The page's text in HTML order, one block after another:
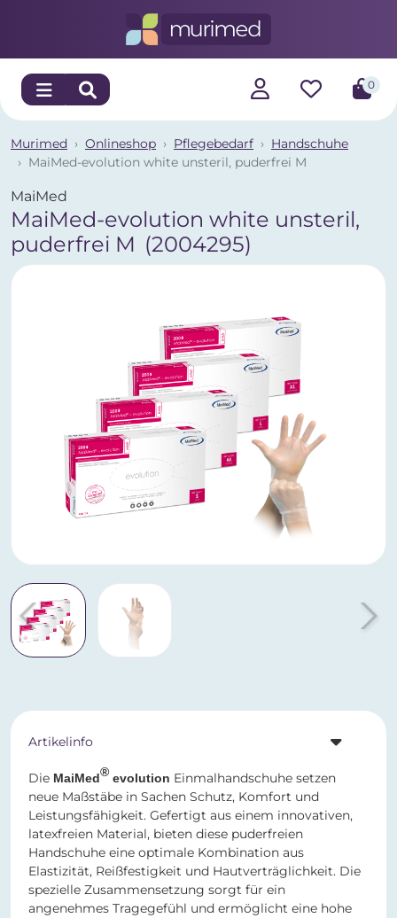
0
Murimed Onlineshop Pflegebedarf
Handschuhe
MaiMed-evolution white unsteril, puderfrei M
MaiMed
MaiMed-evolution white unsteril,
puderfrei M (2004295)
Artikelinfo
Die MaiMed® evolution Einmalhandschuhe setzen
neue Maßstäbe in Sachen Schutz, Komfort und
Leistungsfähigkeit. Gefertigt aus einem innovativen,
latexfreien Material, bieten diese puderfreien
Handschuhe eine optimale Kombination aus
Elastizität, Reißfestigkeit und Hautverträglichkeit. Die
spezielle Zusammensetzung sorgt für ein
angenehmes Tragegefühl und ermöglicht eine hohe